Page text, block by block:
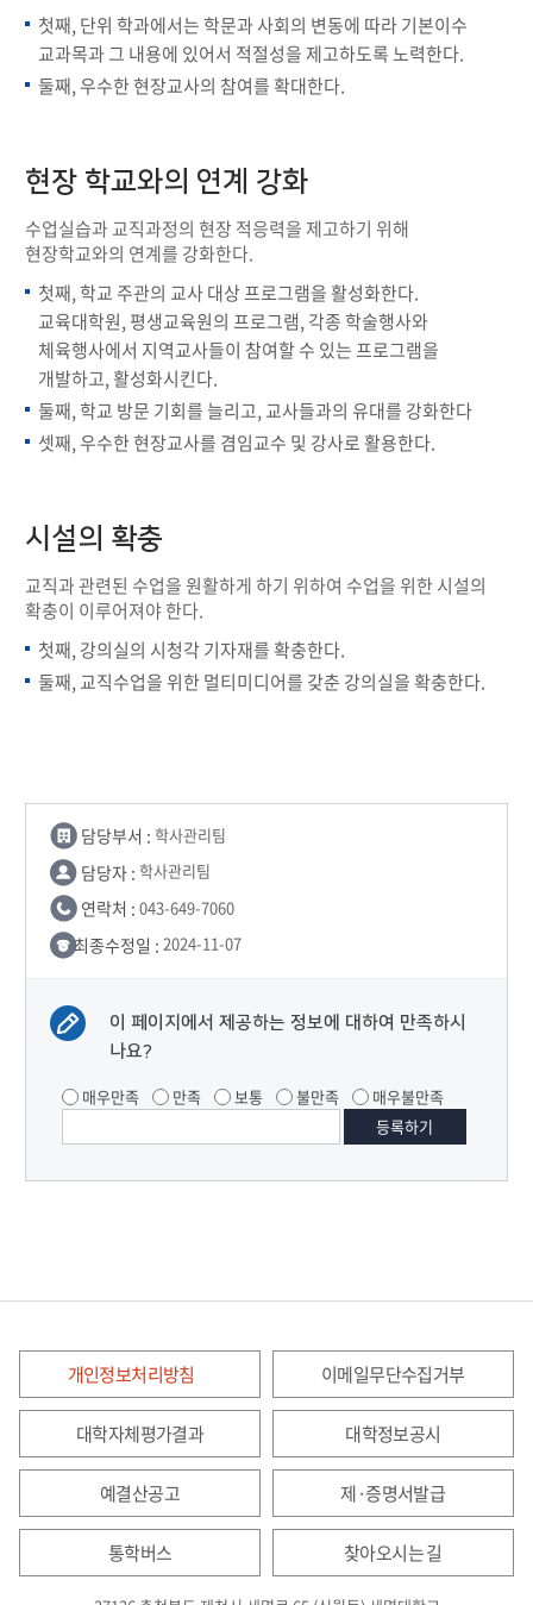
첫째, 단위 학과에서는 학문과 사회의 변동에 따라 기본이수
교과목과 그 내용에 있어서 적절성을 제고하도록 노력한다.
둘째, 우수한 현장교사의 참여를 확대한다.
현장 학교와의 연계 강화
수업실습과 교직과정의 현장 적응력을 제고하기 위해
현장학교와의 연계를 강화한다.
첫째, 학교 주관의 교사 대상 프로그램을 활성화한다.
교육대학원, 평생교육원의 프로그램, 각종 학술행사와
체육행사에서 지역교사들이 참여할 수 있는 프로그램을
개발하고, 활성화시킨다.
둘째, 학교 방문 기회를 늘리고, 교사들과의 유대를 강화한다
셋째, 우수한 현장교사를 겸임교수 및 강사로 활용한다.
시설의 확충
교직과 관련된 수업을 원활하게 하기 위하여 수업을 위한 시설의
확충이 이루어져야 한다.
첫째, 강의실의 시청각 기자재를 확충한다.
둘째, 교직수업을 위한 멀티미디어를 갖춘 강의실을 확충한다.
담당부서 : 학사관리팀
담당자 : 학사관리팀
연락처 : 043-649-7060
최종수정일 : 2024-11-07
이 페이지에서 제공하는 정보에 대하여 만족하시
나요?
매우만족 만족 보통 불만족 매우불만족
개인정보처리방침 이메일무단수집거부
대학자체평가결과 대학정보공시
예결산공고 제·증명서발급
통학버스 찾아오시는 길